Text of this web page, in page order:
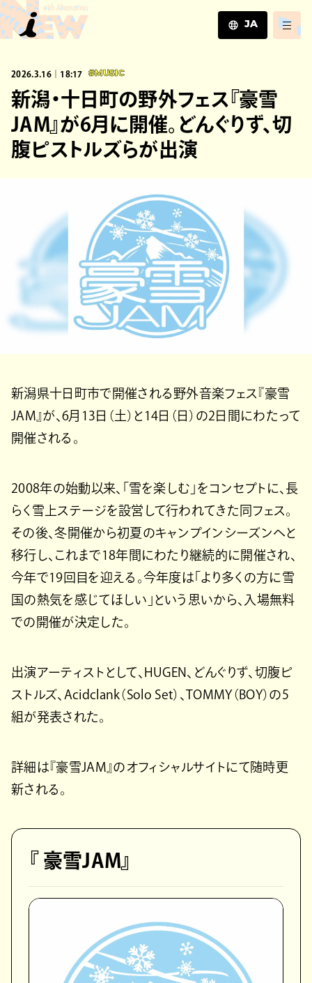
JA
ZH
2026.3.16｜18:17 #MUSIC
新潟・十日町の野外フェス『豪雪
JAM』が6月に開催。どんぐりず、切
腹ピストルズらが出演
新潟県十日町市で開催される野外音楽フェス『豪雪
JAM』が、6月13日（土）と14日（日）の2日間にわたって
開催される。
2008年の始動以来、「雪を楽しむ」をコンセプトに、長
らく雪上ステージを設営して行われてきた同フェス。
その後、冬開催から初夏のキャンプインシーズンへと
移行し、これまで18年間にわたり継続的に開催され、
今年で19回目を迎える。今年度は「より多くの方に雪
国の熱気を感じてほしい」という思いから、入場無料
での開催が決定した。
出演アーティストとして、HUGEN、どんぐりず、切腹ピ
ストルズ、Acidclank（Solo Set）、TOMMY（BOY）の5
組が発表された。
詳細は『豪雪JAM』のオフィシャルサイトにて随時更
新される。
『 豪雪JAM』